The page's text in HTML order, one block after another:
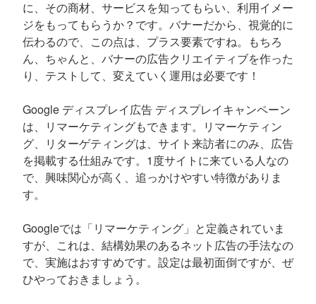
に、その商材、サービスを知ってもらい、利用イメー
ジをもってもらうか？です。バナーだから、視覚的に
伝わるので、この点は、プラス要素ですね。もちろ
ん、ちゃんと、バナーの広告クリエイティブを作った
り、テストして、変えていく運用は必要です！
Google ディスプレイ広告 ディスプレイキャンペーン
は、リマーケティングもできます。リマーケティン
グ、リターゲティングは、サイト来訪者にのみ、広告
を掲載する仕組みです。1度サイトに来ている人なの
で、興味関心が高く、追っかけやすい特徴がありま
す。
Googleでは「リマーケティング」と定義されていま
すが、これは、結構効果のあるネット広告の手法なの
で、実施はおすすめです。設定は最初面倒ですが、ぜ
ひやっておきましょう。